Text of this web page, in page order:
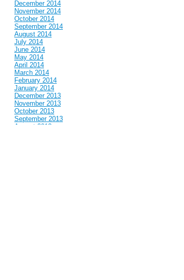
December 2014
November 2014
October 2014
September 2014
August 2014
July 2014
June 2014
May 2014
April 2014
March 2014
February 2014
January 2014
December 2013
November 2013
October 2013
September 2013
August 2013